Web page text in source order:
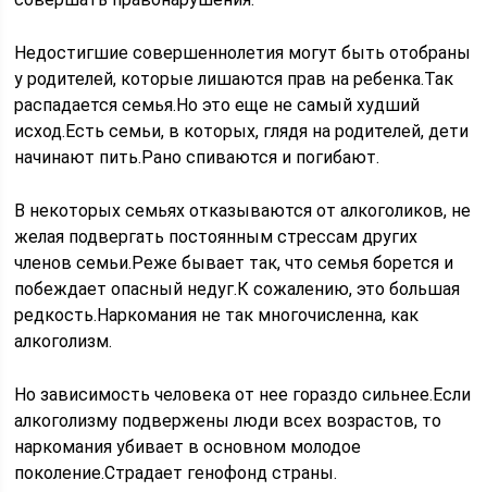
Недостигшие совершеннолетия могут быть отобраны
у родителей, которые лишаются прав на ребенка.Так
распадается семья.Но это еще не самый худший
исход.Есть семьи, в которых, глядя на родителей, дети
начинают пить.Рано спиваются и погибают.
В некоторых семьях отказываются от алкоголиков, не
желая подвергать постоянным стрессам других
членов семьи.Реже бывает так, что семья борется и
побеждает опасный недуг.К сожалению, это большая
редкость.Наркомания не так многочисленна, как
алкоголизм.
Но зависимость человека от нее гораздо сильнее.Если
алкоголизму подвержены люди всех возрастов, то
наркомания убивает в основном молодое
поколение.Страдает генофонд страны.